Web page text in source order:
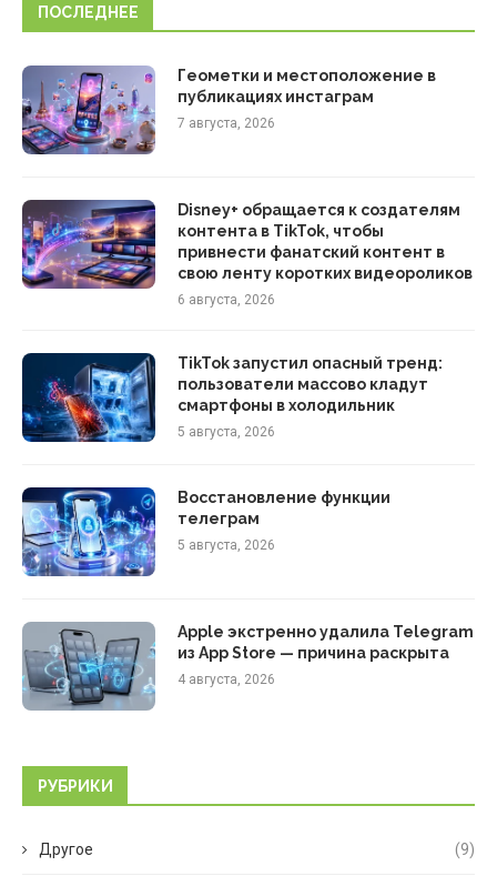
ПОСЛЕДНЕЕ
Геометки и местоположение в
публикациях инстаграм
7 августа, 2026
Disney+ обращается к создателям
контента в TikTok, чтобы
привнести фанатский контент в
свою ленту коротких видеороликов
6 августа, 2026
TikTok запустил опасный тренд:
пользователи массово кладут
смартфоны в холодильник
5 августа, 2026
Восстановление функции
телеграм
5 августа, 2026
Apple экстренно удалила Telegram
из App Store — причина раскрыта
4 августа, 2026
РУБРИКИ
Другое (9)